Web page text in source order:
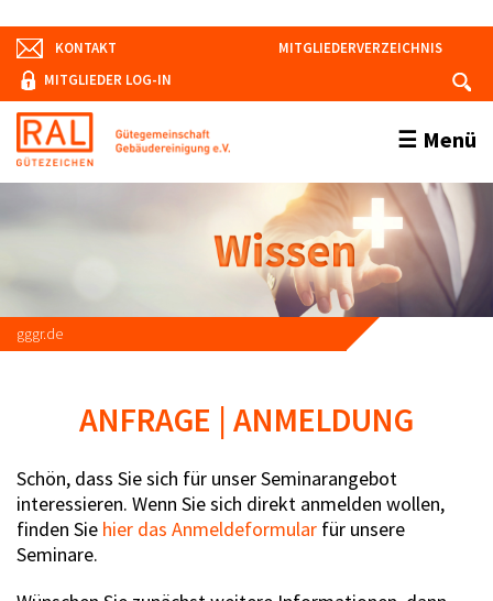
KONTAKT
MITGLIEDERVERZEICHNIS
MITGLIEDER LOG-IN
Menü
gggr.de
ANFRAGE | ANMELDUNG
Schön, dass Sie sich für unser Seminarangebot
interessieren. Wenn Sie sich direkt anmelden wollen,
finden Sie hier das Anmeldeformular für unsere
Seminare.